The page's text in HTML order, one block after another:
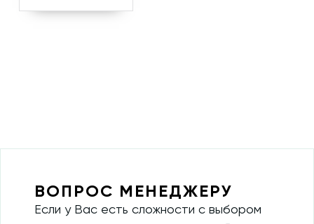
ВОПРОС МЕНЕДЖЕРУ
Если у Вас есть сложности с выбором